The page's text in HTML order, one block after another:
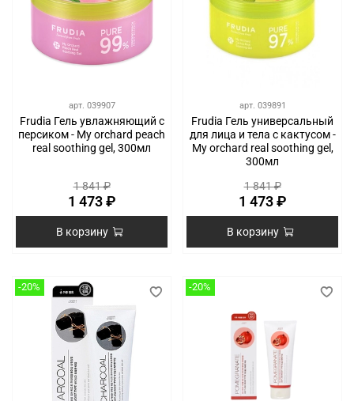
арт. 039907
Frudia Гель увлажняющий с
персиком - My orchard peach
real soothing gel, 300мл
1 841 ₽
1 473 ₽
В корзину
арт. 039891
Frudia Гель универсальный
для лица и тела с кактусом -
My orchard real soothing gel,
300мл
1 841 ₽
1 473 ₽
В корзину
-20% -20%